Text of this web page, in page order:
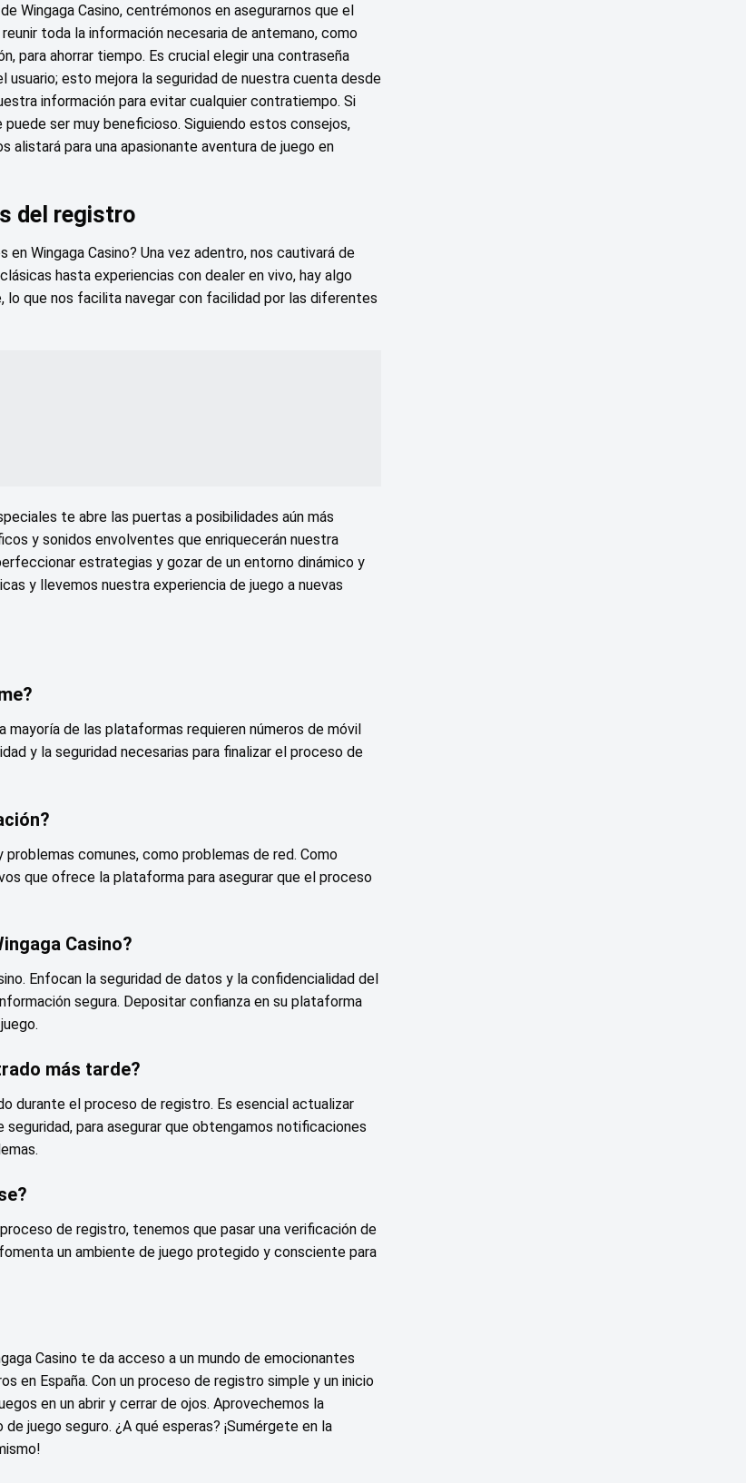
Wingaga Casino, centrémonos en asegurarnos que el
toda la información necesaria de antemano, como
para ahorrar tiempo. Es crucial elegir una contraseña
esto mejora la seguridad de nuestra cuenta desde
información para evitar cualquier contratiempo. Si
ser muy beneficioso. Siguiendo estos consejos,
para una apasionante aventura de juego en
del registro
Wingaga Casino? Una vez adentro, nos cautivará de
hasta experiencias con dealer en vivo, hay algo
lo que nos facilita navegar con facilidad por las diferentes
te abre las puertas a posibilidades aún más
y sonidos envolventes que enriquecerán nuestra
estrategias y gozar de un entorno dinámico y
y llevemos nuestra experiencia de juego a nuevas
mayoría de las plataformas requieren números de móvil
y la seguridad necesarias para finalizar el proceso de
comunes, como problemas de red. Como
que ofrece la plataforma para asegurar que el proceso
Casino?
Enfocan la seguridad de datos y la confidencialidad del
segura. Depositar confianza en su plataforma
más tarde?
durante el proceso de registro. Es esencial actualizar
para asegurar que obtengamos notificaciones
de registro, tenemos que pasar una verificación de
un ambiente de juego protegido y consciente para
Casino te da acceso a un mundo de emocionantes
en España. Con un proceso de registro simple y un inicio
en un abrir y cerrar de ojos. Aprovechemos la
juego seguro. ¿A qué esperas? ¡Sumérgete en la